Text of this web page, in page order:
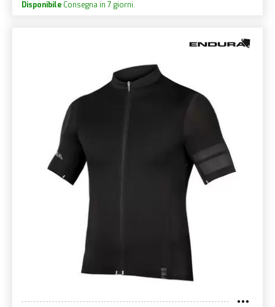
Disponibile Consegna in 7 giorni.